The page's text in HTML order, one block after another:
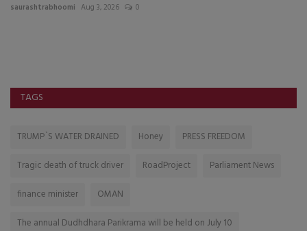
saurashtrabhoomi Aug 3, 2026 0
TAGS
TRUMP`S WATER DRAINED Honey
PRESS FREEDOM
Tragic death of truck driver
RoadProject
Parliament News
finance minister
OMAN
The annual Dudhdhara Parikrama will be held on July 10